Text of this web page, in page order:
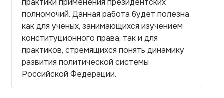
практики применения президентских
полномочий. Данная работа будет полезна
как для ученых, занимающихся изучением
конституционного права, так и для
практиков, стремящихся понять динамику
развития политической системы
Российской Федерации.